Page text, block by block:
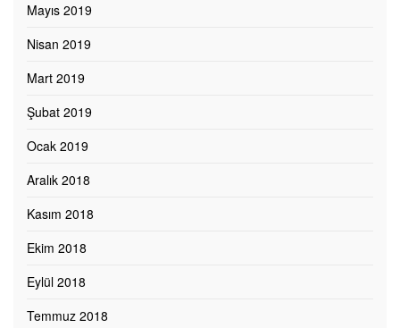
Mayıs 2019
Nisan 2019
Mart 2019
Şubat 2019
Ocak 2019
Aralık 2018
Kasım 2018
Ekim 2018
Eylül 2018
Temmuz 2018